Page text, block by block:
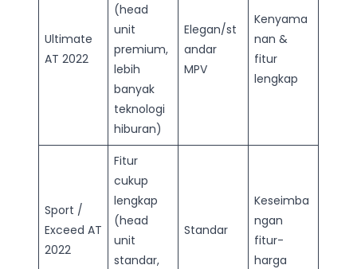
Ultimate
AT 2022
(head
unit
premium,
lebih
banyak
teknologi
hiburan)
Elegan/st
andar
MPV
Kenyama
nan &
fitur
lengkap
Sport /
Exceed AT
2022
Fitur
cukup
lengkap
(head
unit
standar,
Standar
Keseimba
ngan
fitur-
harga